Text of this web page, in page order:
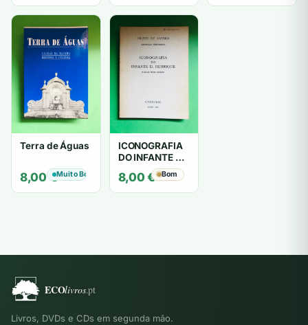
Terra de Águas
8,00€Muito Bom
ICONOGRAFIA
DO INFANTE D.
HENRIQUE
8,00€ Bom
Livros, DVDs e CDs em segunda mão.